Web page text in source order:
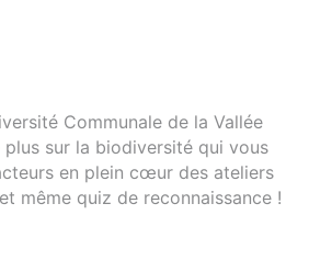
Communale de la Vallée
sur la biodiversité qui vous
en plein cœur des ateliers
même quiz de reconnaissance !